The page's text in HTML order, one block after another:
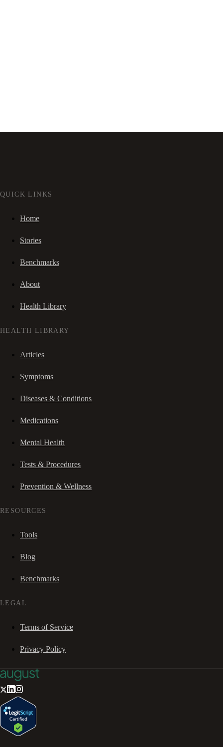
QUICK LINKS
Home
Stories
Benchmarks
About
Health Library
HEALTH LIBRARY
Articles
Symptoms
Diseases & Conditions
Medications
Mental Health
Tests & Procedures
Prevention & Wellness
RESOURCES
Tools
Blog
Benchmarks
LEGAL
Terms of Service
Privacy Policy